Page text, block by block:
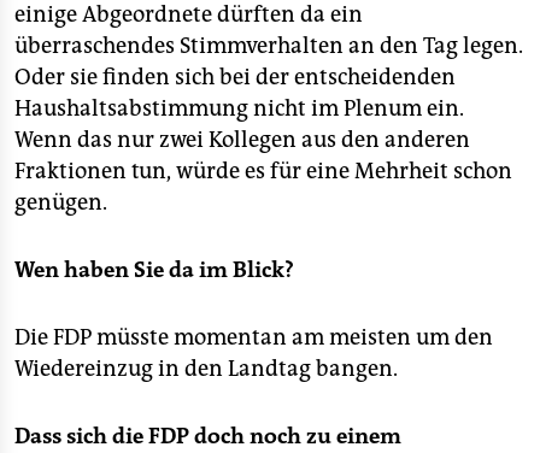
einige Abgeordnete dürften da ein
überraschendes Stimmverhalten an den Tag legen.
Oder sie finden sich bei der entscheidenden
Haushaltsabstimmung nicht im Plenum ein.
Wenn das nur zwei Kollegen aus den anderen
Fraktionen tun, würde es für eine Mehrheit schon
genügen.
Wen haben Sie da im Blick?
Die FDP müsste momentan am meisten um den
Wiedereinzug in den Landtag bangen.
Dass sich die FDP doch noch zu einem